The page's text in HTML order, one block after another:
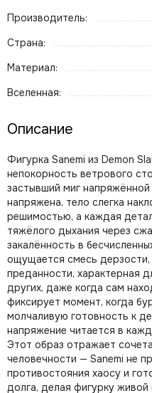
Производитель:
Страна:
Материал:
Вселенная:
Описание
Фигурка Sanemi из Demon
непокорность ветрового
застывший миг напряжённой
напряжена, тело слегка
решимостью, а каждая
тяжёлого дыхания через
закалённость в
ощущается смесь дерзости,
преданности, характерная
других, даже когда сам
фиксирует момент, когда
молчаливую готовность к
напряжение читается в
Этот образ отражает
человечности — Sanemi не
противостояния хаосу и
долга, делая фигурку